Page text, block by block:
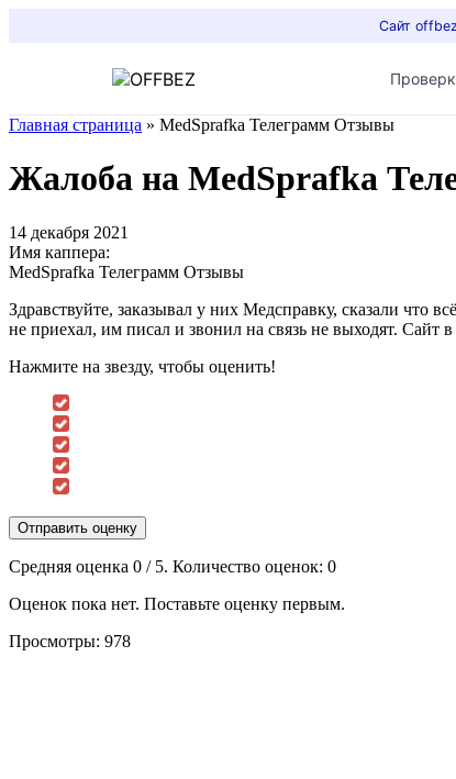
Сайт
Главная страница » MedSprafka Телеграмм Отзывы
Жалоба на MedSprafka
14 декабря 2021
Имя каппера:
MedSprafka Телеграмм Отзывы
Здравствуйте, заказывал у них Медсправку, сказали что
не приехал, им писал и звонил на связь не выходят. Сайт
Нажмите на звезду, чтобы оценить!
Отправить оценку
Средняя оценка 0 / 5. Количество оценок: 0
Оценок пока нет. Поставьте оценку первым.
Просмотры: 978